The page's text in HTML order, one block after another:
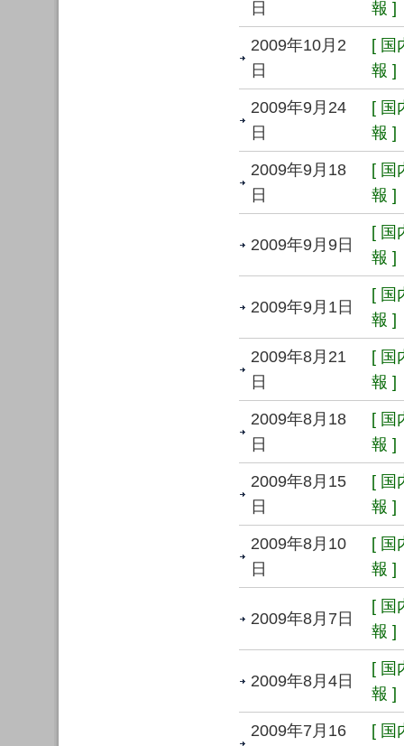
日 報 ]
2009年10月2
日
[ 国
報 ]
2009年9月24
日
[ 国
報 ]
2009年9月18
日
[ 国
報 ]
2009年9月9日
[ 国
報 ]
2009年9月1日
[ 国
報 ]
2009年8月21
日
[ 国
報 ]
2009年8月18
日
[ 国
報 ]
2009年8月15
日
[ 国
報 ]
2009年8月10
日
[ 国
報 ]
2009年8月7日
[ 国
報 ]
2009年8月4日
[ 国
報 ]
2009年7月16
[ 国